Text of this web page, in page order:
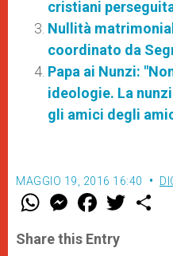
cristiani
Nullità
coordinato da
Papa ai Nunzi:
ideologie. La
gli amici degli
MAGGIO 19, 2016 16:40
W
t
s
M
e
s
e
F
a
e
b
w
Share this Entry